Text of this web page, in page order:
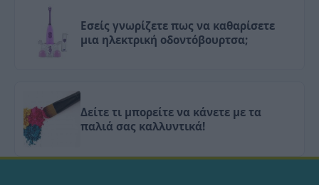
Εσείς γνωρίζετε πως να καθαρίσετε
μια ηλεκτρική οδοντόβουρτσα;
Δείτε τι μπορείτε να κάνετε με τα
παλιά σας καλλυντικά!